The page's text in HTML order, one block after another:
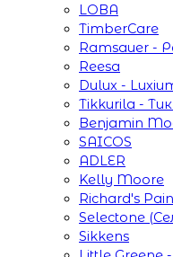
LOBA
TimberCare
Ramsauer -
Reesa
Dulux -
Tikkurila -
Benjamin
SAICOS
ADLER
Kelly Moore
Richard's
Selectone
Sikkens